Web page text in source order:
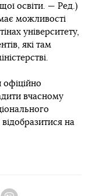
освіти. — Ред.)
можливості
університету,
які там
вчасному
на